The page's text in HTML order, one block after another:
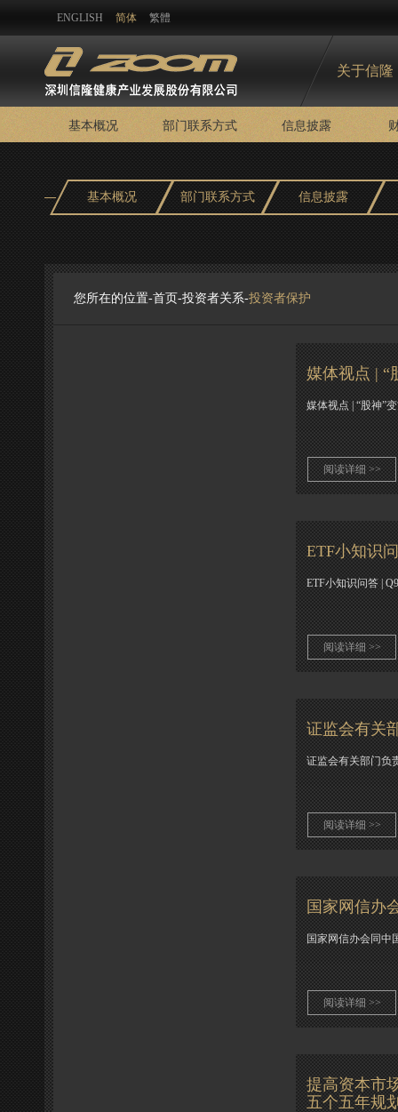
ENGLISH 简体 繁體
关于信隆
基本概况 部门联系方式 信息披露
基本概况 部门联系方式 信息披露
您所在的位置-首页-投资者关系-投资者保护
媒体视点 | “
媒体视点 | “股神”
阅读详细 >>
ETF小知识
ETF小知识问答 |
阅读详细 >>
证监会有关
证监会有关部门负
阅读详细 >>
国家网信办
国家网信办会同中
阅读详细 >>
提高资本市
五个五年规